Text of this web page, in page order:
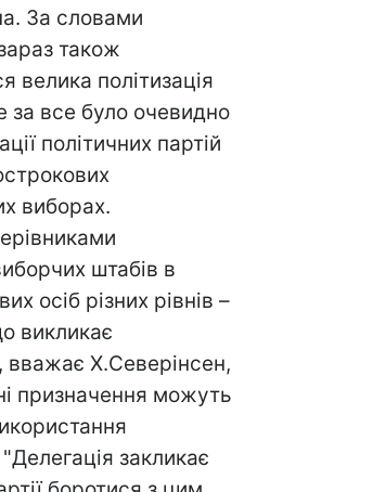
За словами
також
велика політизація
все було очевидно
політичних партій
виборах.
штабів в
осіб різних рівнів –
викликає
вважає Х.Северінсен,
призначення можуть
закликає